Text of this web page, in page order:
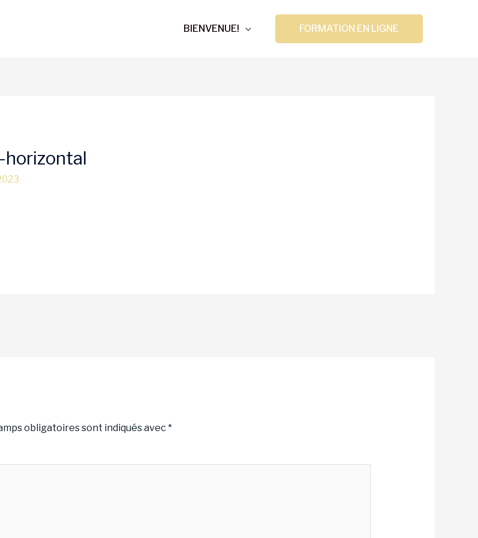
BIENVENUE! FORMATION EN LIGNE
obligatoires sont indiqués avec *